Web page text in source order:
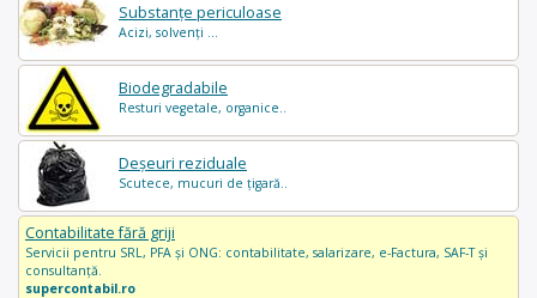
Substanțe periculoase
Acizi, solvenți ...
Biodegradabile
Resturi vegetale, organice..
Deșeuri reziduale
Scutece, mucuri de țigară..
Contabilitate fără griji
Servicii pentru SRL, PFA și ONG: contabilitate, salarizare, e-Factura, SAF-T și
consultanță.
supercontabil.ro